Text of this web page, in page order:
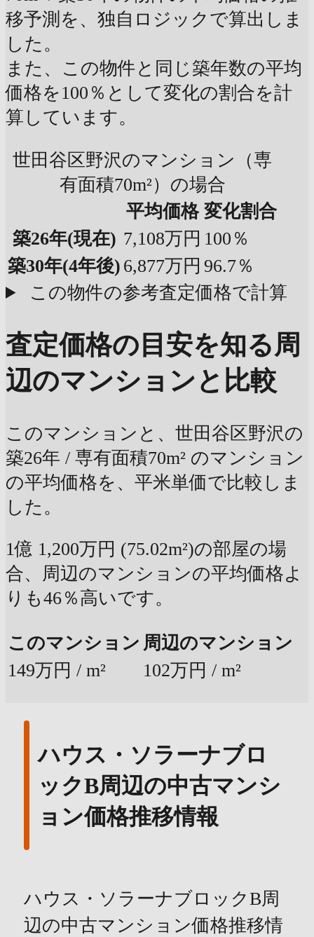
移予測を、独自ロジックで算出しま
した。
また、この物件と同じ築年数の平均
価格を100％として変化の割合を計
算しています。
世田谷区野沢のマンション（専
有面積70m²）の場合
平均価格 変化割合
築26年(現在) 7,108万円 100％
築30年(4年後) 6,877万円 96.7％
この物件の参考査定価格で計算
査定価格の目安を知る周
辺のマンションと比較
このマンションと、世田谷区野沢の
築26年 / 専有面積70m² のマンション
の平均価格を、平米単価で比較しま
した。
1億 1,200万円 (75.02m²)の部屋の場
合、周辺のマンションの平均価格よ
りも46％高いです。
このマンション 周辺のマンション
149万円 / m²
102万円 / m²
ハウス・ソラーナブロ
ックB周辺の中古マンシ
ョン価格推移情報
ハウス・ソラーナブロックB周
辺の中古マンション価格推移情